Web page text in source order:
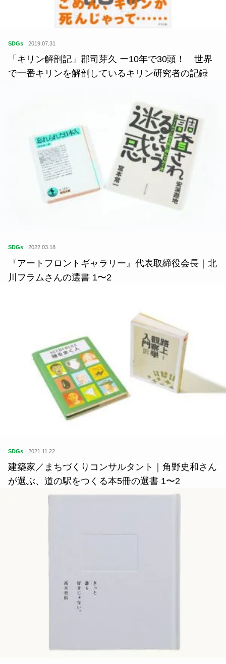
SDGs 2019.07.31
「キリン解剖記」郡司芽久 ー10年で30頭！ 世界
で一番キリンを解剖しているキリン研究者の記録
SDGs 2022.03.18
『アートフロントギャラリー』代表取締役会長｜北
川フラムさんの選書 1〜2
SDGs 2021.11.22
建築家／まちづくりコンサルタント｜角野史和さん
が選ぶ、道の駅をつくる本5冊の選書 1〜2